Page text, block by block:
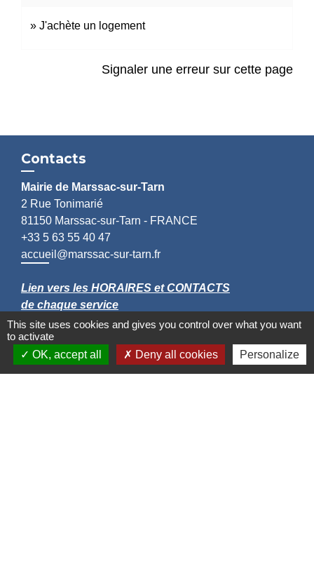
J'achète un logement
Signaler une erreur sur cette page
Contacts
Mairie de Marssac-sur-Tarn
2 Rue Tonimarié
81150 Marssac-sur-Tarn - FRANCE
+33 5 63 55 40 47
accueil@marssac-sur-tarn.fr
Lien vers les HORAIRES et CONTACTS
de chaque service
This site uses cookies and gives you control over what you want
to activate
OK, accept all
Deny all cookies Personalize